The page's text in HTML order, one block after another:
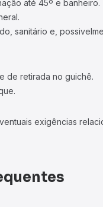
até 45º e banheiro.
sanitário e,
de retirada no guichê.
exigências